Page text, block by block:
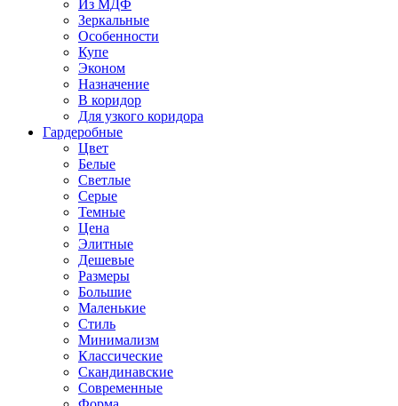
Из МДФ
Зеркальные
Особенности
Купе
Эконом
Назначение
В коридор
Для узкого коридора
Гардеробные
Цвет
Белые
Светлые
Серые
Темные
Цена
Элитные
Дешевые
Размеры
Большие
Маленькие
Стиль
Минимализм
Классические
Скандинавские
Современные